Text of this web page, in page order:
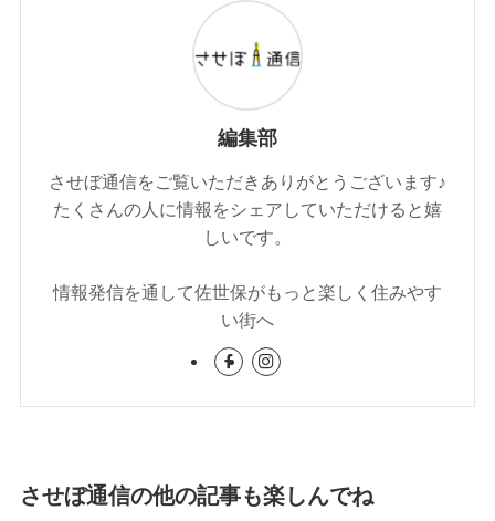
編集部
させぼ通信をご覧いただきありがとうございます♪
たくさんの人に情報をシェアしていただけると嬉
しいです。
情報発信を通して佐世保がもっと楽しく住みやす
い街へ
させぼ通信の他の記事も楽しんでね